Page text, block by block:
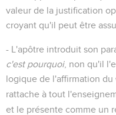
valeur de la justification
croyant qu'il peut être
- L'apôtre introduit son
c'est pourquoi, non qu'il
logique de l'affirmation du
rattache à tout
et le présente comme un